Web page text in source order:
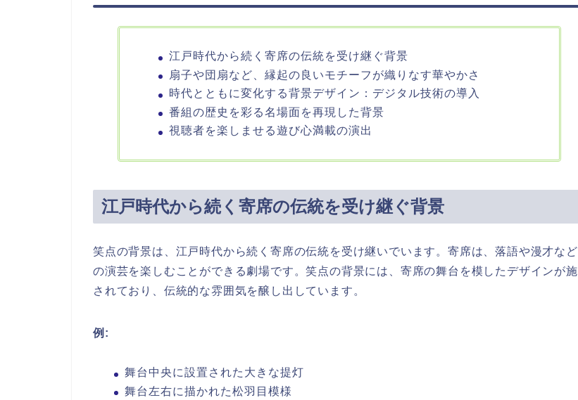
江戸時代から続く寄席の伝統を受け継ぐ背景
扇子や団扇など、縁起の良いモチーフが織りなす華やかさ
時代とともに変化する背景デザイン：デジタル技術の導入
番組の歴史を彩る名場面を再現した背景
視聴者を楽しませる遊び心満載の演出
江戸時代から続く寄席の伝統を受け継ぐ背景
笑点の背景は、江戸時代から続く寄席の伝統を受け継いでいます。寄席は、落語や漫才など
の演芸を楽しむことができる劇場です。笑点の背景には、寄席の舞台を模したデザインが施
されており、伝統的な雰囲気を醸し出しています。
例:
舞台中央に設置された大きな提灯
舞台左右に描かれた松羽目模様